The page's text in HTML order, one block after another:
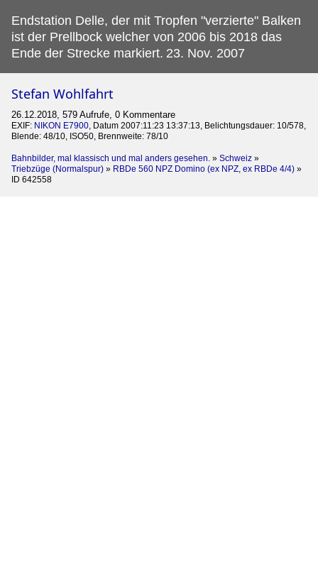
Endstation Delle, der mit Tropfen "verzierte" Balken
ist der Prellbock welcher von 2006 bis 2018 das
Ende der Strecke markiert. 23. Nov. 2007
Stefan Wohlfahrt
26.12.2018, 579 Aufrufe, 0 Kommentare
EXIF: NIKON E7900, Datum 2007:11:23 13:37:13, Belichtungsdauer: 10/578,
Blende: 48/10, ISO50, Brennweite: 78/10
Bahnbilder, mal klassisch und mal anders gesehen. » Schweiz »
Triebzüge (Normalspur) » RBDe 560 NPZ Domino (ex NPZ, ex RBDe 4/4) »
ID 642558